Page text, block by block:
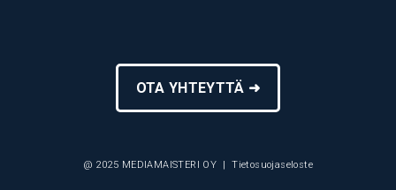
OTA YHTEYTTÄ ➜
@ 2025 MEDIAMAISTERI OY |Tietosuojaseloste